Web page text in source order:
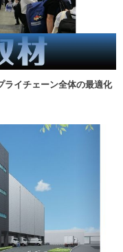
ライチェーン全体の最適化